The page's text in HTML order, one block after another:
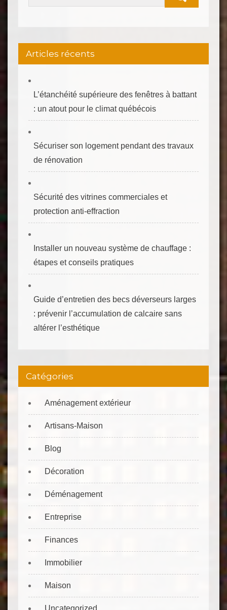
Articles récents
L’étanchéité supérieure des fenêtres à battant
: un atout pour le climat québécois
Sécuriser son logement pendant des travaux
de rénovation
Sécurité des vitrines commerciales et
protection anti‑effraction
Installer un nouveau système de chauffage :
étapes et conseils pratiques
Guide d’entretien des becs déverseurs larges
: prévenir l’accumulation de calcaire sans
altérer l’esthétique
Catégories
Aménagement extérieur
Artisans-Maison
Blog
Décoration
Déménagement
Entreprise
Finances
Immobilier
Maison
Uncategorized